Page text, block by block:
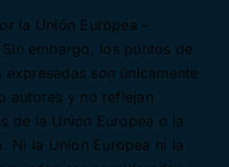
la Unión Europea –
embargo, los puntos de
son únicamente
autores y no reflejan
de la Unión Europea o la
Ni la Unión Europea ni la